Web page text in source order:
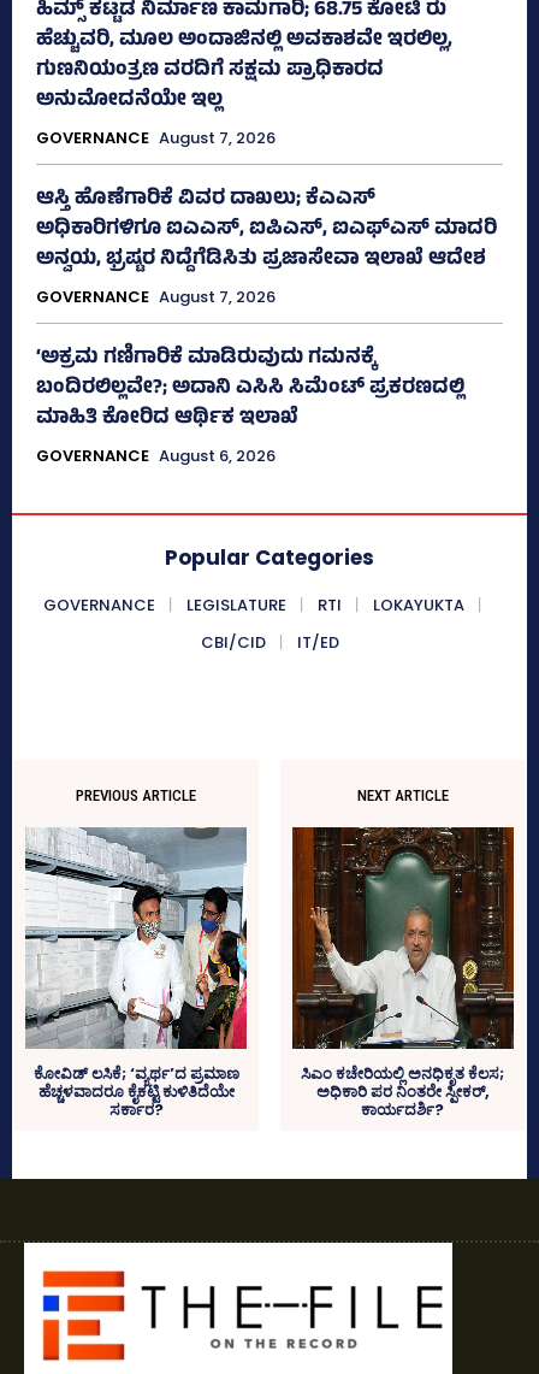
ಹಿಮ್ಸ್‌ ಕಟ್ಟಡ ನಿರ್ಮಾಣ ಕಾಮಗಾರಿ; 68.75 ಕೋಟಿ ರು
ಹೆಚ್ಚುವರಿ, ಮೂಲ ಅಂದಾಜಿನಲ್ಲಿ ಅವಕಾಶವೇ ಇರಲಿಲ್ಲ,
ಗುಣನಿಯಂತ್ರಣ ವರದಿಗೆ ಸಕ್ಷಮ ಪ್ರಾಧಿಕಾರದ
ಅನುಮೋದನೆಯೇ ಇಲ್ಲ
GOVERNANCE August 7, 2026
ಆಸ್ತಿ ಹೊಣೆಗಾರಿಕೆ ವಿವರ ದಾಖಲು; ಕೆಎಎಸ್
ಅಧಿಕಾರಿಗಳಿಗೂ ಐಎಎಸ್‌, ಐಪಿಎಸ್‌, ಐಎಫ್‌ಎಸ್‌ ಮಾದರಿ
ಅನ್ವಯ, ಭ್ರಷ್ಟರ ನಿದ್ದೆಗೆಡಿಸಿತು ಪ್ರಜಾಸೇವಾ ಇಲಾಖೆ ಆದೇಶ
GOVERNANCE August 7, 2026
‘ಅಕ್ರಮ ಗಣಿಗಾರಿಕೆ ಮಾಡಿರುವುದು ಗಮನಕ್ಕೆ
ಬಂದಿರಲಿಲ್ಲವೇ?; ಅದಾನಿ ಎಸಿಸಿ ಸಿಮೆಂಟ್ ಪ್ರಕರಣದಲ್ಲಿ
ಮಾಹಿತಿ ಕೋರಿದ ಆರ್ಥಿಕ ಇಲಾಖೆ
GOVERNANCE August 6, 2026
Popular Categories
GOVERNANCE LEGISLATURE RTI
LOKAYUKTA
CBI/CID
IT/ED
PREVIOUS ARTICLE
ಕೋವಿಡ್‌ ಲಸಿಕೆ; ‘ವ್ಯರ್ಥ’ದ ಪ್ರಮಾಣ
ಹೆಚ್ಚಳವಾದರೂ ಕೈಕಟ್ಟಿ ಕುಳಿತಿದೆಯೇ
ಸರ್ಕಾರ?
NEXT ARTICLE
ಸಿಎಂ ಕಚೇರಿಯಲ್ಲಿ ಅನಧಿಕೃತ ಕೆಲಸ;
ಅಧಿಕಾರಿ ಪರ ನಿಂತರೇ ಸ್ಪೀಕರ್‌,
ಕಾರ್ಯದರ್ಶಿ?